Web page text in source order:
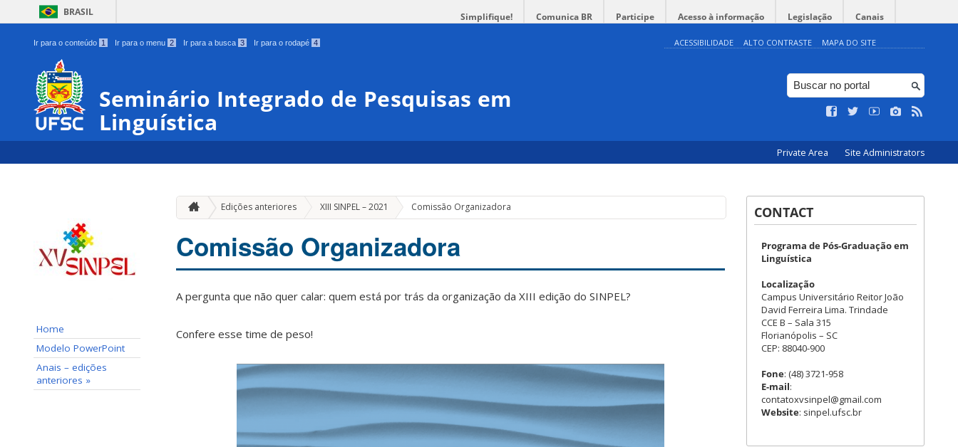
BRASIL Simplifique! Comunica BR Participe Acesso à informação Legislação Canais
Ir para o conteúdo 1 Ir para o menu 2 Ir para a busca 3 Ir para o rodapé 4 ACESSIBILIDADE ALTO CONTRASTE MAPA DO SITE
Seminário Integrado de Pesquisas em
Linguística
Private Area Site Administrators
Home
Modelo PowerPoint
Anais – edições
anteriores »
Edições anteriores XIII SINPEL – 2021 Comissão Organizadora
Comissão Organizadora
A pergunta que não quer calar: quem está por trás da organização da XIII edição do SINPEL?
Confere esse time de peso!
CONTACT
Programa de Pós-Graduação em
Linguística
Localização
Campus Universitário Reitor João
David Ferreira Lima. Trindade
CCE B – Sala 315
Florianópolis – SC
CEP: 88040-900
Fone: (48) 3721-958
E-mail:
contatoxvsinpel@gmail.com
Website: sinpel.ufsc.br